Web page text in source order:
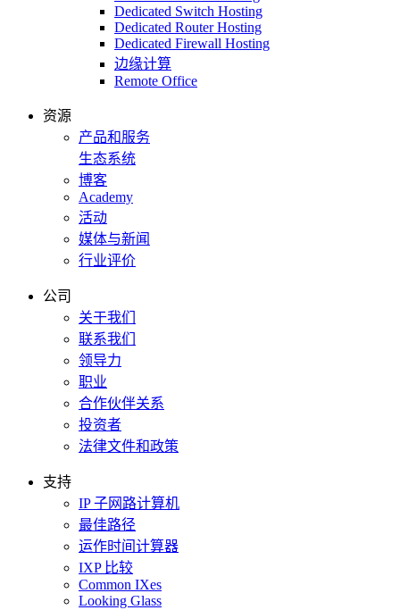
Dedicated Switch Hosting
Dedicated Router Hosting
Dedicated Firewall Hosting
边缘计算
Remote Office
资源
产品和服务
生态系统
博客
Academy
活动
媒体与新闻
行业评价
公司
关于我们
联系我们
领导力
职业
合作伙伴关系
投资者
法律文件和政策
支持
IP 子网路计算机
最佳路径
运作时间计算器
IXP 比较
Common IXes
Looking Glass